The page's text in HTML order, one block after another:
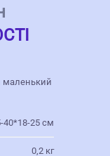
маленький
40*18-25 см
0,2 кг